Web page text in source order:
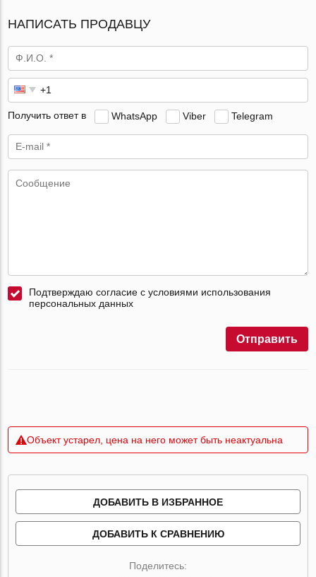
НАПИСАТЬ ПРОДАВЦУ
Получить ответ в WhatsApp Viber Telegram
Подтверждаю согласие с условиями использования
персональных данных
Отправить
Объект устарел, цена на него может быть неактуальна
ДОБАВИТЬ В ИЗБРАННОЕ
ДОБАВИТЬ К СРАВНЕНИЮ
Поделитесь: